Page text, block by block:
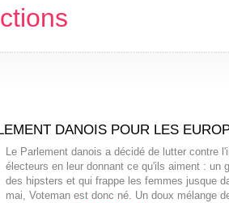
DANOIS POUR LES
Le Parlement danois a décidé de lutter contre
électeurs en leur donnant ce qu'ils aiment : un
des hipsters et qui frappe les femmes jusque
mai, Voteman est donc né. Un doux mélange